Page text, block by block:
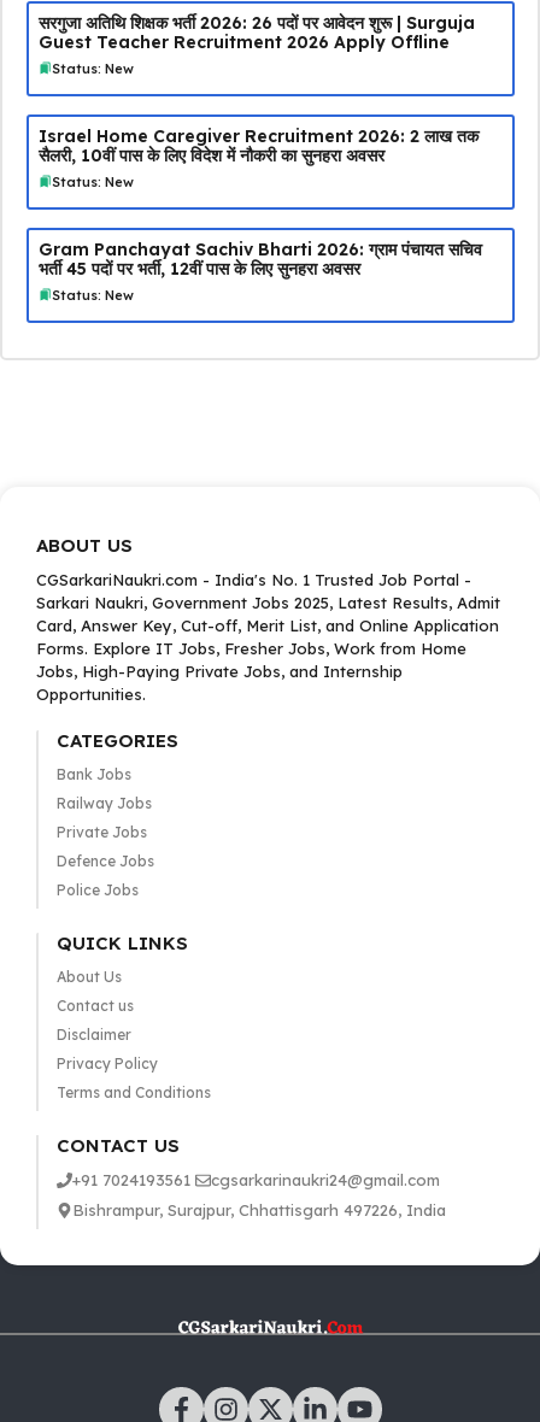
सरगुजा अतिथि शिक्षक भर्ती 2026: 26 पदों पर आवेदन शुरू | Surguja
Guest Teacher Recruitment 2026 Apply Offline
Status: New
Israel Home Caregiver Recruitment 2026: ₹2 लाख तक
सैलरी, 10वीं पास के लिए विदेश में नौकरी का सुनहरा अवसर
Status: New
Gram Panchayat Sachiv Bharti 2026: ग्राम पंचायत सचिव
भर्ती 45 पदों पर भर्ती, 12वीं पास के लिए सुनहरा अवसर
Status: New
ABOUT US
CGSarkariNaukri.com - India's No. 1 Trusted Job Portal -
Sarkari Naukri, Government Jobs 2025, Latest Results, Admit
Card, Answer Key, Cut-off, Merit List, and Online Application
Forms. Explore IT Jobs, Fresher Jobs, Work from Home
Jobs, High-Paying Private Jobs, and Internship
Opportunities.
CATEGORIES
Bank Jobs
Railway Jobs
Private Jobs
Defence Jobs
Police Jobs
QUICK LINKS
About Us
Contact us
Disclaimer
Privacy Policy
Terms and Conditions
CONTACT US
+91 7024193561
cgsarkarinaukri24@gmail.com
Bishrampur, Surajpur, Chhattisgarh 497226, India